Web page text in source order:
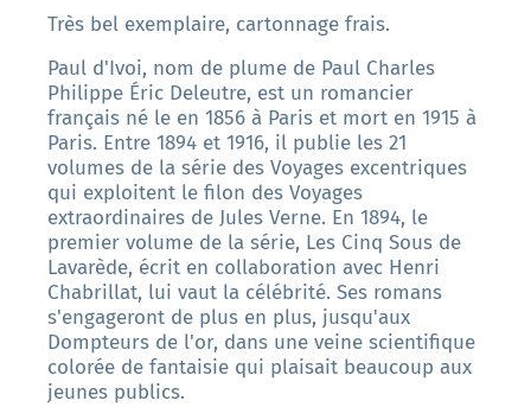
Très bel exemplaire, cartonnage frais.
Paul d'Ivoi, nom de plume de Paul Charles
Philippe Éric Deleutre, est un romancier
français né le en 1856 à Paris et mort en 1915 à
Paris. Entre 1894 et 1916, il publie les 21
volumes de la série des Voyages excentriques
qui exploitent le filon des Voyages
extraordinaires de Jules Verne. En 1894, le
premier volume de la série, Les Cinq Sous de
Lavarède, écrit en collaboration avec Henri
Chabrillat, lui vaut la célébrité. Ses romans
s'engageront de plus en plus, jusqu'aux
Dompteurs de l'or, dans une veine scientifique
colorée de fantaisie qui plaisait beaucoup aux
jeunes publics.